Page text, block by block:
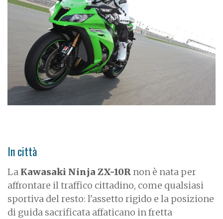
In città
La Kawasaki Ninja ZX-10R non è nata per
affrontare il traffico cittadino, come qualsiasi
sportiva del resto: l'assetto rigido e la posizione
di guida sacrificata affaticano in fretta